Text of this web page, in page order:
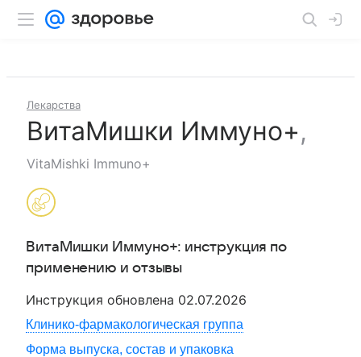
Лекарства
ВитаМишки Иммуно+,
VitaMishki Immuno+
ВитаМишки Иммуно+: инструкция по
применению и отзывы
Инструкция обновлена 02.07.2026
Клинико-фармакологическая группа
Форма выпуска, состав и упаковка